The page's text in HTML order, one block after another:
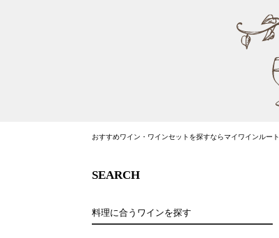
おすすめワイン・ワインセットを探すならマイワインルート
SEARCH
料理に合うワインを探す